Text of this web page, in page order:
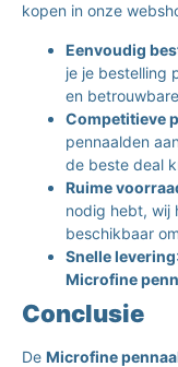
kopen in onze
Eenvoudig
je je bestelling
en
Competitieve
pennaalden
de beste deal
Ruime
nodig hebt, wij
beschikbaar
Snelle levering
Microfine
Conclusie
De Microfine